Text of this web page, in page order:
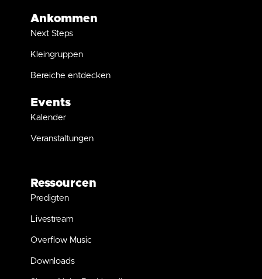
Ankommen
Next Steps
Kleingruppen
Bereiche entdecken
Events
Kalender
Veranstaltungen
Ressourcen
Predigten
Livestream
Overflow Music
Downloads